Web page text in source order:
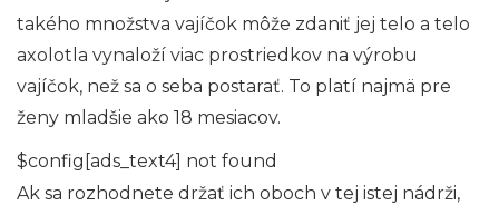
takého množstva vajíčok môže zdaniť jej telo a telo
axolotla vynaloží viac prostriedkov na výrobu
vajíčok, než sa o seba postarať. To platí najmä pre
ženy mladšie ako 18 mesiacov.
$config[ads_text4] not found
Ak sa rozhodnete držať ich oboch v tej istej nádrži,